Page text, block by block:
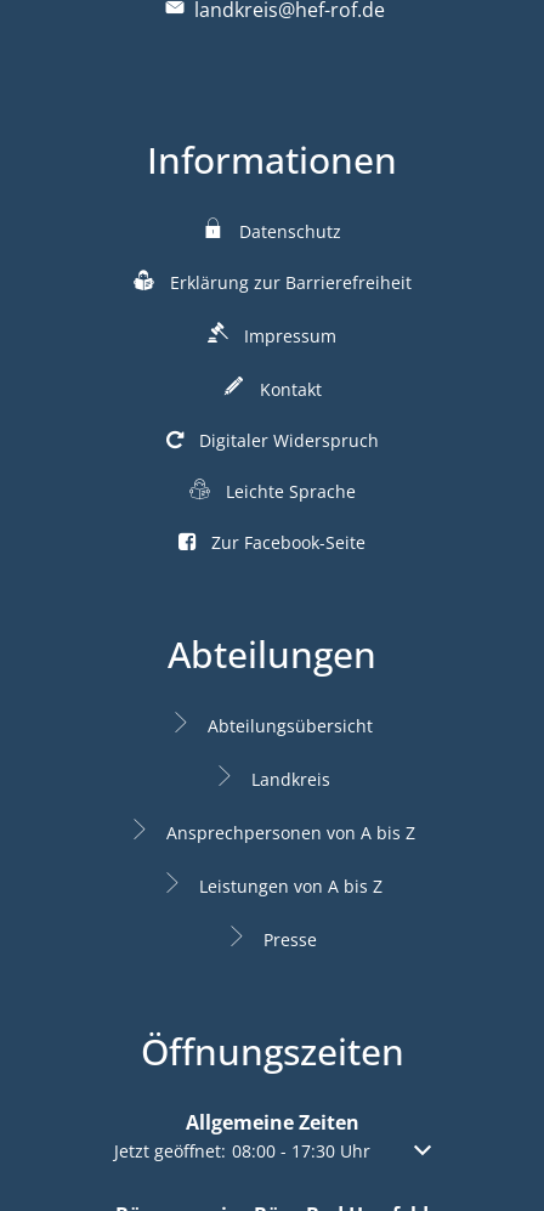
landkreis@hef-rof.de
Informationen
Datenschutz
Erklärung zur Barrierefreiheit
Impressum
Kontakt
Digitaler Widerspruch
Leichte Sprache
Zur Facebook-Seite
Abteilungen
Abteilungsübersicht
Landkreis
Ansprechpersonen von A bis Z
Leistungen von A bis Z
Presse
Öffnungszeiten
Allgemeine Zeiten
Klicken, um weitere Öffnungs- oder Schließzeiten
Jetzt geöffnet: 08:00- 17:30Uhr Von 08:00 bis